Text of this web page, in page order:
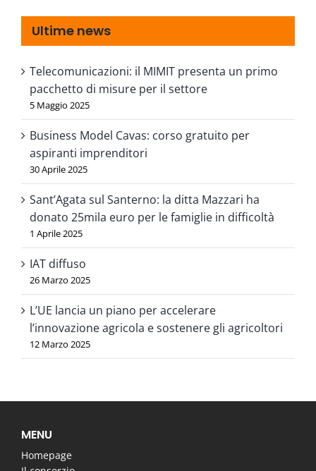
Ultime news
Telecomunicazioni: il MIMIT presenta un primo
pacchetto di misure per il settore
5 Maggio 2025
Business Model Cavas: corso gratuito per
aspiranti imprenditori
30 Aprile 2025
Sant’Agata sul Santerno: la ditta Mazzari ha
donato 25mila euro per le famiglie in difficoltà
1 Aprile 2025
IAT diffuso
26 Marzo 2025
L’UE lancia un piano per accelerare
l’innovazione agricola e sostenere gli agricoltori
12 Marzo 2025
MENU
Homepage